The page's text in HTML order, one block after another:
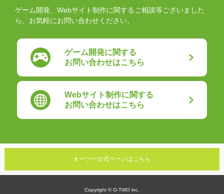
ゲーム開発、Webサイト制作に関するご相談等ございました
ら、お気軽にお問い合わせください。
ゲーム開発に関する
お問い合わせはこちら
Webサイト制作に関する
お問い合わせはこちら
オーツー公式ページはこちら
Copyright © O-TWO inc.